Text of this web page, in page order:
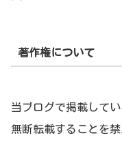
著作権について
当ブログで掲載して
無断転載することを禁